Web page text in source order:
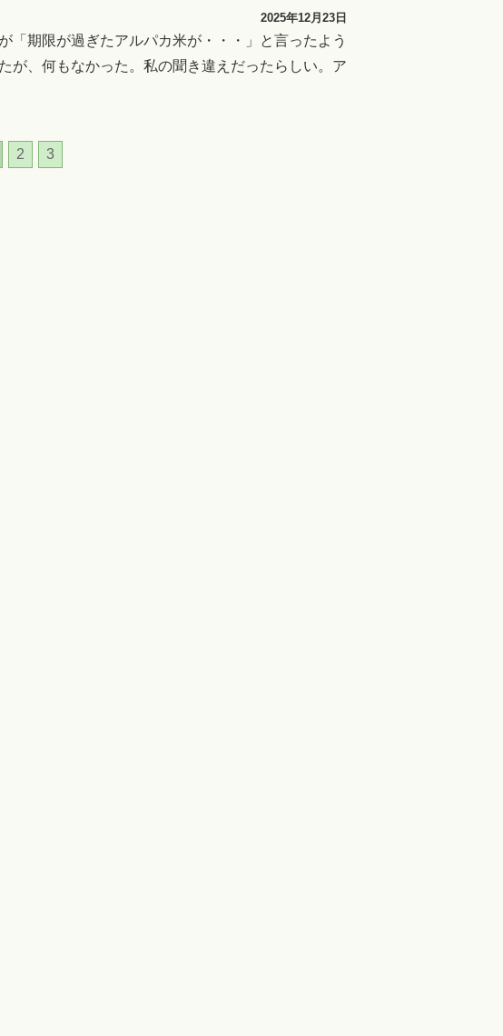
2025年12月23日
「期限が過ぎたアルパカ米が・・・」と言ったよう
が、何もなかった。私の聞き違えだったらしい。ア
2 3